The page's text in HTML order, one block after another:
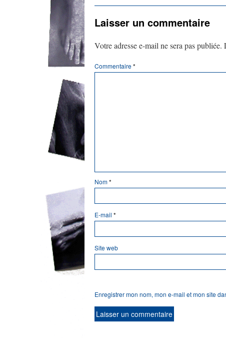
Laisser un commentaire
Votre adresse e-mail ne sera pas publiée.
Commentaire*
Nom*
E-mail *
Site web
Enregistrer mon nom, mon e-mail et mon site